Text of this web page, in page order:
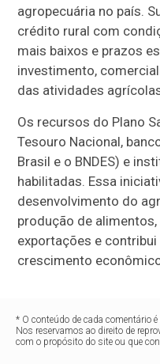
agropecuária no país.
crédito rural com
mais baixos e prazos
investimento,
das atividades
Os recursos do Plano
Tesouro Nacional,
Brasil e o BNDES) e
habilitadas. Essa
desenvolvimento do
produção de
exportações e
crescimento
* O conteúdo de cada comentário
Nos reservamos ao direito de
com o propósito do site ou que